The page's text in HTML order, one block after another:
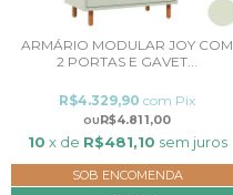
ARMÁRIO MODULAR JOY COM
2 PORTAS E GAVET...
R$4.811,00
R$4.329,90 com Pix
10 x de R$481,10 sem juros
SOB ENCOMENDA